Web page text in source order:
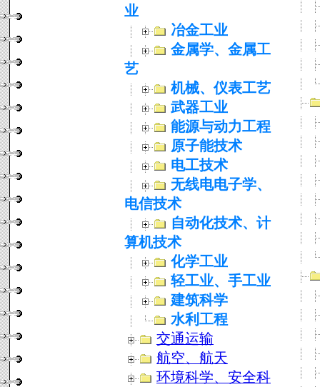
业
冶金工业
金属学、金属工
艺
机械、仪表工艺
武器工业
能源与动力工程
原子能技术
电工技术
无线电电子学、
电信技术
自动化技术、计
算机技术
化学工业
轻工业、手工业
建筑科学
水利工程
交通运输
航空、航天
环境科学、安全科